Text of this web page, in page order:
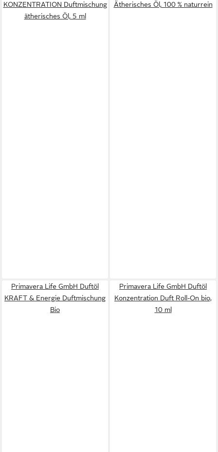
KONZENTRATION Duftmischung
ätherisches Öl, 5 ml
Ätherisches Öl, 100 % naturrein
Primavera Life GmbH Duftöl
KRAFT & Energie Duftmischung
Bio
Primavera Life GmbH Duftöl
Konzentration Duft Roll-On bio,
10 ml